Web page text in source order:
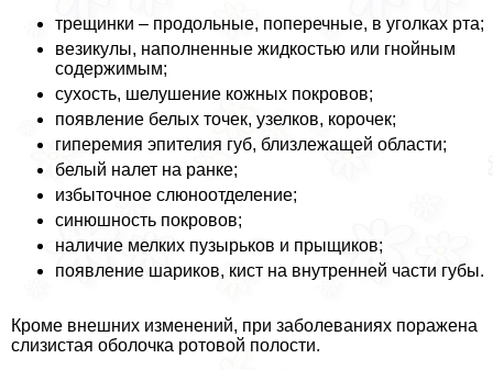
трещинки – продольные, поперечные, в уголках рта;
везикулы, наполненные жидкостью или гнойным
содержимым;
сухость, шелушение кожных покровов;
появление белых точек, узелков, корочек;
гиперемия эпителия губ, близлежащей области;
белый налет на ранке;
избыточное слюноотделение;
синюшность покровов;
наличие мелких пузырьков и прыщиков;
появление шариков, кист на внутренней части губы.
Кроме внешних изменений, при заболеваниях поражена
слизистая оболочка ротовой полости.